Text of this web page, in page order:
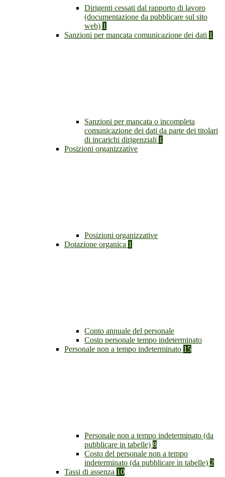
Dirigenti cessati dal rapporto di lavoro
(documentazione da pubblicare sul sito
web) 1
Sanzioni per mancata comunicazione dei dati 1
Sanzioni per mancata o incompleta
comunicazione dei dati da parte dei titolari
di incarichi dirigenziali 1
Posizioni organizzative
Posizioni organizzative
Dotazione organica 1
Conto annuale del personale
Costo personale tempo indeterminato
Personale non a tempo indeterminato 15
Personale non a tempo indeterminato (da
pubblicare in tabelle) 8
Costo del personale non a tempo
indeterminato (da pubblicare in tabelle) 2
Tassi di assenza 10